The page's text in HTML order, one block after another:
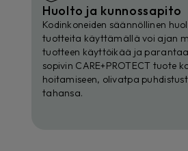
Huolto ja kunnossapito
Kodinkoneiden säännöllinen
tuotteita käyttämällä voi ajan
tuotteen käyttöikää ja
sopivin CARE+PROTECT tuote
hoitamiseen, olivatpa
tahansa.